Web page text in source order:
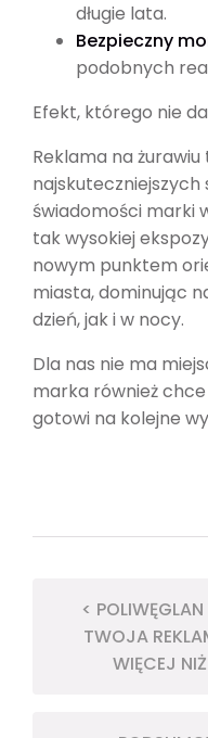
długie lata.
Bezpieczny
podobnych
Efekt, którego nie
Reklama na żurawiu
świadomości marki
tak wysokiej
nowym punktem
miasta, dominując
dzień, jak i w nocy.
Dla nas nie ma
marka również
gotowi na kolejne
<
TWOJA
WIĘCEJ